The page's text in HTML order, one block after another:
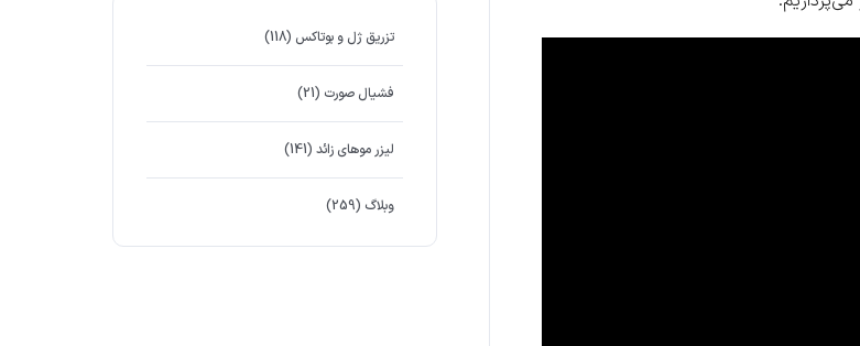
تزریق ژل و بوتاکس (118)
فشیال صورت (21)
لیزر موهای زائد (141)
وبلاگ (259)